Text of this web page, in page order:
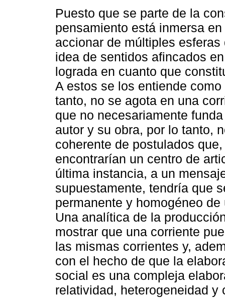
Puesto que se parte de la
pensamiento está inmersa
accionar de múltiples
idea de sentidos afincados
lograda en cuanto que
A estos se los entiende
tanto, no se agota en una
que no necesariamente
autor y su obra, por lo tanto,
coherente de postulados
encontrarían un centro de
última instancia, a un
supuestamente, tendría que
permanente y homogéneo
Una analítica de la
mostrar que una corriente
las mismas corrientes y,
con el hecho de que la
social es una compleja
relatividad, heterogeneidad